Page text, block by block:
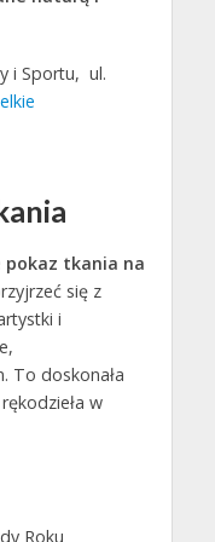
i Sportu, ul.
pokaz tkania na
się z
i
To doskonała
w
Roku